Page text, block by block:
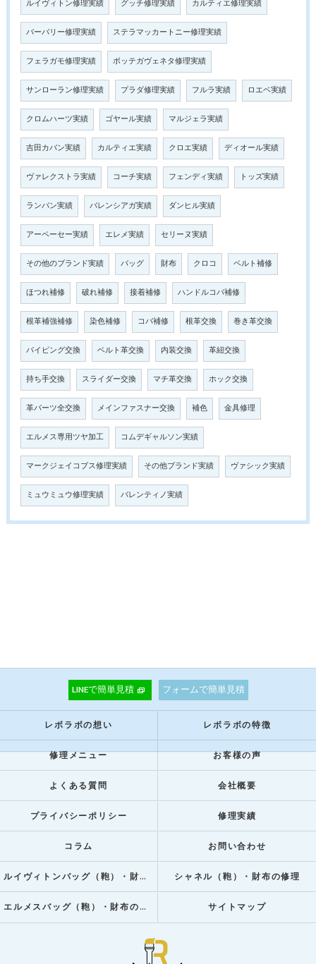
ルイヴィトン修理実績 グッチ修理実績 カルティエ修理実績
バーバリー修理実績 ステラマッカートニー修理実績
フェラガモ修理実績 ボッテガヴェネタ修理実績
サンローラン修理実績 プラダ修理実績 フルラ実績 ロエベ実績
クロムハーツ実績 ゴヤール実績 マルジェラ実績
吉田カバン実績 カルティエ実績 クロエ実績 ディオール実績
ヴァレクストラ実績 コーチ実績 フェンディ実績 トッズ実績
ランバン実績 バレンシアガ実績 ダンヒル実績
アーペーセー実績 エレメ実績 セリーヌ実績
その他のブランド実績 バッグ 財布 クロコ ベルト補修
ほつれ補修 破れ補修 接着補修 ハンドルコバ補修
根革補強補修 染色補修 コバ補修 根革交換 巻き革交換
パイピング交換 ベルト革交換 内装交換 革紐交換
持ち手交換 スライダー交換 マチ革交換 ホック交換
革パーツ全交換 メインファスナー交換 補色 金具修理
エルメス専用ツヤ加工 コムデギャルソン実績
マークジェイコブス修理実績 その他ブランド実績 ヴァシック実績
ミュウミュウ修理実績 バレンティノ実績
LINEで簡単見積 フォームで簡単見積
レボラボの想い レボラボの特徴
修理メニュー お客様の声
よくある質問 会社概要
プライバシーポリシー 修理実績
コラム お問い合わせ
ルイヴィトンバッグ（鞄）・財布の修理 シャネル（鞄）・財布の修理
エルメスバッグ（鞄）・財布の修理 サイトマップ